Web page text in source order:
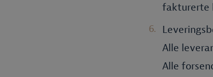
fakturerte
Alle
Alle